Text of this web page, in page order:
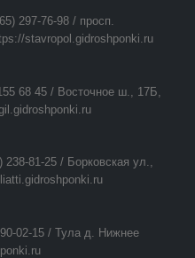
297-76-98 / просп.
stavropol.gidroshponki.ru
68 45 / Восточное ш., 17Б,
81-25 / Борковская ул.,
02-15 / Тула д. Нижнее